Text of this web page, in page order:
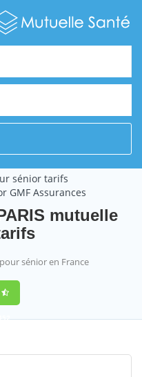
sénior tarifs
GMF Assurances
mutuelle
sénior en France